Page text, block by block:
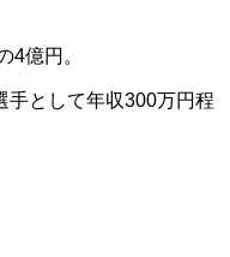
4億円。
手として年収300万円程